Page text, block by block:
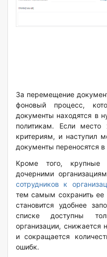
За перемещение
фоновый процесс,
документы находятся в
политикам. Если место
критериям, и наступил
документы переносятся
Кроме того, крупные
дочерними
сотрудников к
тем самым сохранить ее
становится удобнее
списке доступны
организации, снижается
и сокращается
ошибк.